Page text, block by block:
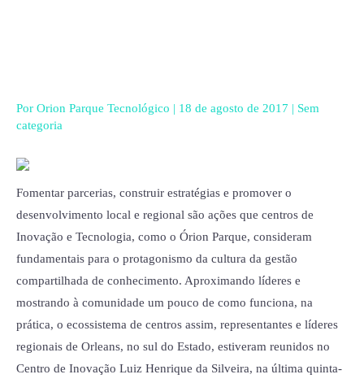
Por Orion Parque Tecnológico | 18 de agosto de 2017 | Sem
categoria
Fomentar parcerias, construir estratégias e promover o
desenvolvimento local e regional são ações que centros de
Inovação e Tecnologia, como o Órion Parque, consideram
fundamentais para o protagonismo da cultura da gestão
compartilhada de conhecimento. Aproximando líderes e
mostrando à comunidade um pouco de como funciona, na
prática, o ecossistema de centros assim, representantes e líderes
regionais de Orleans, no sul do Estado, estiveram reunidos no
Centro de Inovação Luiz Henrique da Silveira, na última quinta-